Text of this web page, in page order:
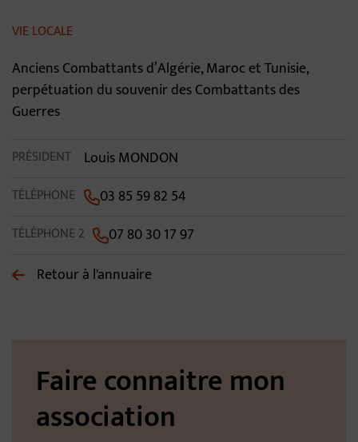
Contenu de la fiche
VIE LOCALE
Anciens Combattants d’Algérie, Maroc et Tunisie,
perpétuation du souvenir des Combattants des
Guerres
PRÉSIDENT Louis MONDON
TÉLÉPHONE 03 85 59 82 54
TÉLÉPHONE 2
07 80 30 17 97
Retour à l'annuaire
Faire connaitre mon
association